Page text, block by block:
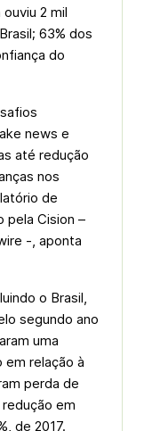
2 mil
63% dos
do
news e
até redução
nos
de
pela Cision –
-, aponta
o Brasil,
segundo ano
uma
em relação à
perda de
em
de 2017.